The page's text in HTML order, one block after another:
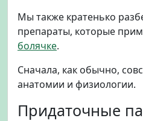
а
о
з
р
т
Мы также кратенько
препараты, которые
болячке.
Сначала, как обычно,
анатомии и физиологии.
Придаточные